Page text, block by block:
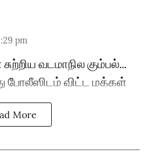
pm
வடமாநில கும்பல்...
போலீஸிடம் விட்ட மக்கள்
More